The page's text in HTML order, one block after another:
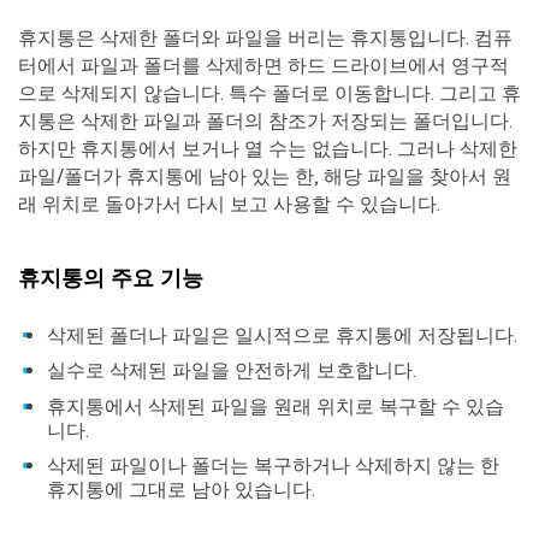
휴지통은 삭제한 폴더와 파일을 버리는 휴지통입니다. 컴퓨
터에서 파일과 폴더를 삭제하면 하드 드라이브에서 영구적
으로 삭제되지 않습니다. 특수 폴더로 이동합니다. 그리고 휴
지통은 삭제한 파일과 폴더의 참조가 저장되는 폴더입니다.
하지만 휴지통에서 보거나 열 수는 없습니다. 그러나 삭제한
파일/폴더가 휴지통에 남아 있는 한, 해당 파일을 찾아서 원
래 위치로 돌아가서 다시 보고 사용할 수 있습니다.
휴지통의 주요 기능
삭제된 폴더나 파일은 일시적으로 휴지통에 저장됩니다.
실수로 삭제된 파일을 안전하게 보호합니다.
휴지통에서 삭제된 파일을 원래 위치로 복구할 수 있습
니다.
삭제된 파일이나 폴더는 복구하거나 삭제하지 않는 한
휴지통에 그대로 남아 있습니다.